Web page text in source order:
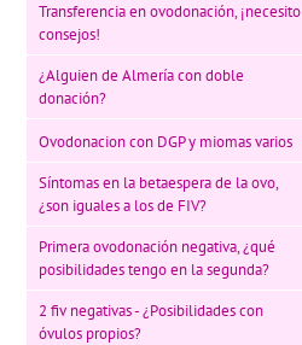
Transferencia en ovodonación, ¡necesito
consejos!
¿Alguien de Almería con doble
donación?
Ovodonacion con DGP y miomas varios
Síntomas en la betaespera de la ovo,
¿son iguales a los de FIV?
Primera ovodonación negativa, ¿qué
posibilidades tengo en la segunda?
2 fiv negativas - ¿Posibilidades con
óvulos propios?